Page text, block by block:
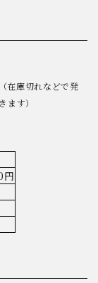
在庫切れなどで発
す）
円